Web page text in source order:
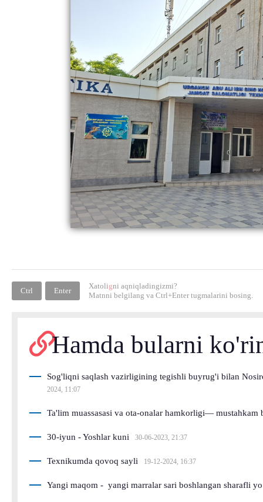
Ctrl Enter
Xatoligni aqniqladingizmi?
Matnni belgilang va Ctrl+Enter tugmalarini bosing.
Hamda bularni
Sog'liqni saqlash vazirligining tegishli buyrug'i bilan
2024, 11:07
Ta'lim muassasasi va ota-onalar hamkorligi—
30-iyun - Yoshlar kuni 30-06-2023, 21:37
Texnikumda qovoq sayli 19-12-2024, 16:37
Yangi maqom - yangi marralar sari boshlangan sharafli